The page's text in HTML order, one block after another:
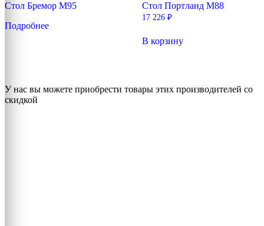
Стол Бремор М95
Подробнее
Стол Портланд М88
17 226 ₽
В корзину
У нас вы можете приобрести товары этих производителей со
скидкой